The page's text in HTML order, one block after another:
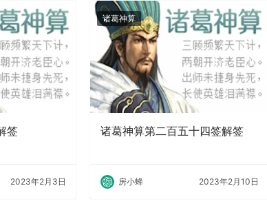
签
2023年2月3日
诸葛神算
诸葛神算第二百五十四签解签
房小蜂 2023年2月10日